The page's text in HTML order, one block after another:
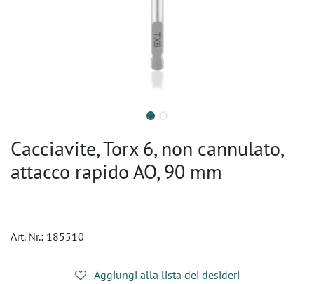
Cacciavite, Torx 6, non cannulato,
attacco rapido AO, 90 mm
Art. Nr.: 185510
Aggiungi alla lista dei desideri